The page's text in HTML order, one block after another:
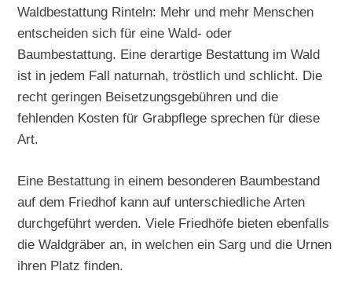
Waldbestattung Rinteln: Mehr und mehr Menschen
entscheiden sich für eine Wald- oder
Baumbestattung. Eine derartige Bestattung im Wald
ist in jedem Fall naturnah, tröstlich und schlicht. Die
recht geringen Beisetzungsgebühren und die
fehlenden Kosten für Grabpflege sprechen für diese
Art.
Eine Bestattung in einem besonderen Baumbestand
auf dem Friedhof kann auf unterschiedliche Arten
durchgeführt werden. Viele Friedhöfe bieten ebenfalls
die Waldgräber an, in welchen ein Sarg und die Urnen
ihren Platz finden.